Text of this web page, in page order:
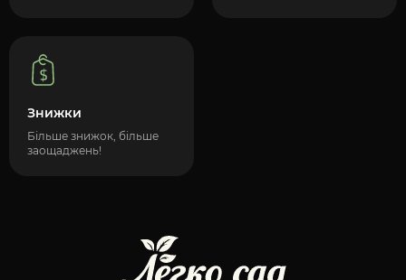
Знижки
Більше знижок, більше
заощаджень!